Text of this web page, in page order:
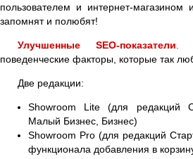
пользователем и интернет-
запомнят и полюбят!
Улучшенные SEO-показатели
поведенческие факторы, которые так
Две редакции:
Showroom Lite (для редакций
Малый Бизнес, Бизнес)
Showroom Pro (для редакций
функционала добавления в